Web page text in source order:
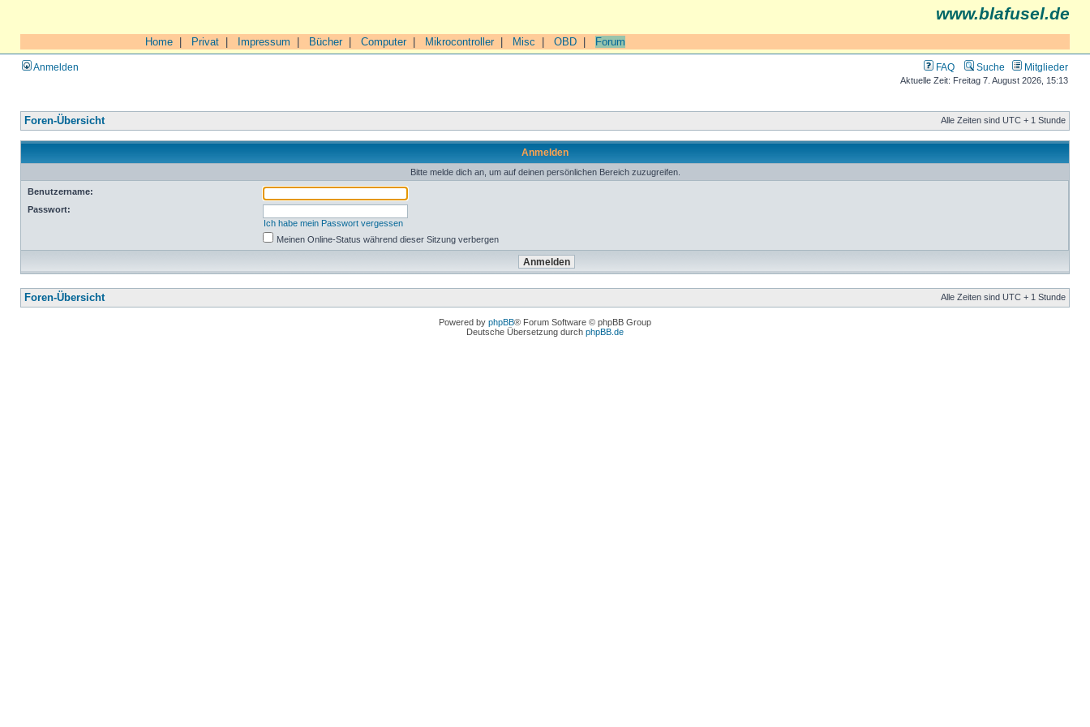
www.blafusel.de
Home Privat Impressum Bücher| Computer| Mikrocontroller| Misc OBD Forum
Anmelden FAQ Suche Mitglieder
Aktuelle Zeit: Freitag 7. August 2026, 15:13
Foren-Übersicht Alle Zeiten sind UTC + 1 Stunde
Anmelden
Bitte melde dich an, um auf deinen persönlichen Bereich zuzugreifen.
Benutzername:
Passwort:
Ich habe mein Passwort vergessen
Meinen Online-Status während dieser Sitzung verbergen
Foren-Übersicht Alle Zeiten sind UTC + 1 Stunde
Powered by phpBB® Forum Software © phpBB Group
Deutsche Übersetzung durch phpBB.de